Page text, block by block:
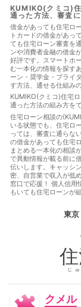
商品
住宅ロー
審査に通る方法
使用貸借
保
借金
借金あ
る
借金あって
に通る
借金あ
宅ローンに通る
っても住宅ローン
る方法
借金あ
法
借金あって
てもローンに通る
あってもローン審
法
借金があっ
ーンに通る方法
っても住宅ローン
通る方法
借金
あっても住宅ロー
審査に通る
借
に通る方法
借
金があっても通る
ってローンに通る
があってローン
借金があ
金があって審査に
借
危険負担
原価法
KUMIKO(クミコ)
通った方法、審査
借金があっても住宅ロ
トカードの借金があっ
ても住宅ローン審査を
ンや消費者金融の借金
好評です。スマートホ
む一本化の情報を探す
ーン・奨学金・ブライ
す方法、通せる仕組み
KUMIKO(クミコ)住宅
通った方法の組み方を
住宅ローン相談の
いる状態でも、住宅ロ
っては、審査に通らな
の借金があっても住宅
まとめる一本化の相談
で異動情報が載る前に
伝いします。キャッシ
密、自営業で収入が低
窓口で応援！ 個人信用
もいても住宅ローンが
東京
じ
クメル